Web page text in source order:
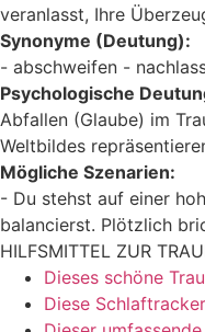
veranlasst, Ihre
Synonyme (Deutung):
- abschweifen -
Psychologische
Abfallen (Glaube) im
Weltbildes
Mögliche Szenarien:
- Du stehst auf einer
balancierst. Plötzlich
HILFSMITTEL ZUR
Dieses schöne
Diese